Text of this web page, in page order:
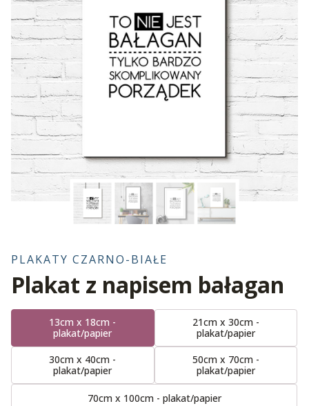
PLAKATY CZARNO-BIAŁE
Plakat z napisem bałagan
13cm x 18cm -
plakat/papier
21cm x 30cm -
plakat/papier
30cm x 40cm -
plakat/papier
50cm x 70cm -
plakat/papier
70cm x 100cm - plakat/papier